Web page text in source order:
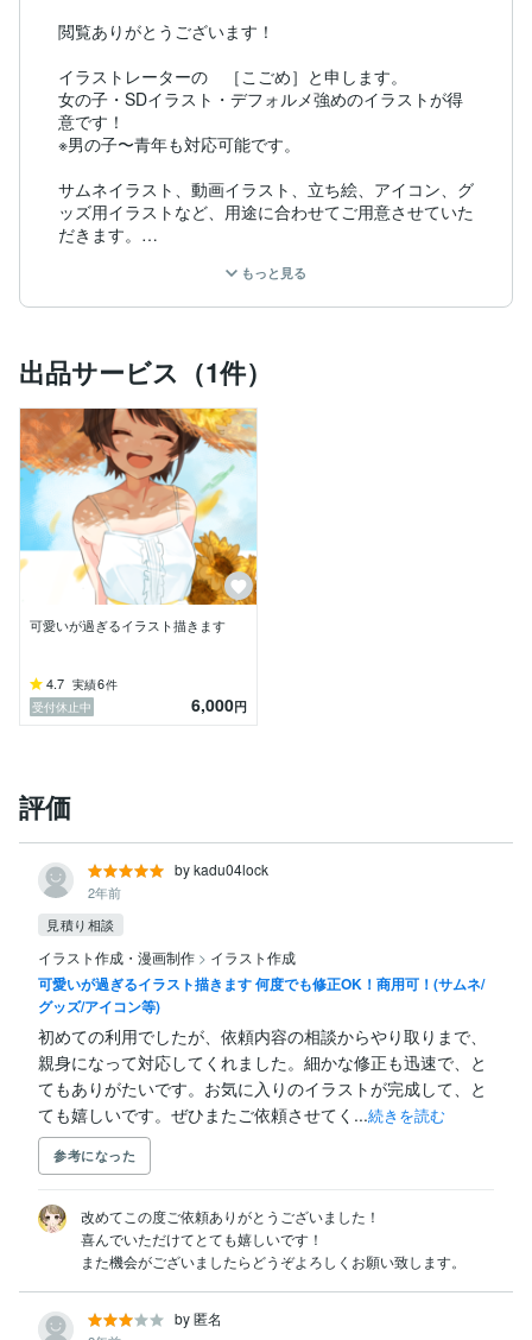
閲覧ありがとうございます！
イラストレーターの　［こごめ］と申します。
女の子・SDイラスト・デフォルメ強めのイラストが得
意です！
※男の子〜青年も対応可能です。
サムネイラスト、動画イラスト、立ち絵、アイコン、グ
ッズ用イラストなど、用途に合わせてご用意させていた
だきます。
・VTuber様 キャラクターデザイン　グッズイラスト
・企業様  キャラクターデザイン
・活動者様　アイコン作成
など 他多数
ご希望を丁寧にお伺いし、1枚1枚心を込めて制作いた
します。
イラスト依頼がはじめてで不安という方にも、用途など
に合わせて積極的にご提案させていただきます。
お互い気持ちの良いやり取りを目指しておりますので、
ご相談あればなんでもお伝えください☺️
ご質問、お見積りは24時間受け付けております。
全力を持ってご希望のイメージにそうイラストを制作さ
せていただきます。
皆さまのご活動のお手伝いができれば嬉しいです。
【⚠︎注意事項】
・二次創作は受け付けておりません。
・自作発言はご遠慮ください。
・著作権譲渡についてはご相談下さい。
・サンプルとして掲載させていただく場合がございま
す。
掲載不可の場合は事前にご連絡ください。
・公序良俗に反する利用、及び政治的・宗教的主張に関
する利用はご遠慮ください。
・イラストを使用した活動のトラブルなどで当方に大き
な悪影響がある場合や契約違反をした場合、イラストの
もっと見る
出品サービス（1件）
可愛いが過ぎるイラスト描きます
4.7 実績6件
受付休止中
6,000円
評価
by kadu04lock
2年前
見積り相談
イラスト作成・漫画制作 > イラスト作成
可愛いが過ぎるイラスト描きます 何度でも修正OK！商用可！(サムネ/
グッズ/アイコン等)
初めての利用でしたが、依頼内容の相談からやり取りまで、
親身になって対応してくれました。細かな修正も迅速で、と
てもありがたいです。お気に入りのイラストが完成して、と
ても嬉しいです。ぜひまたご依頼させてく...続きを読む
参考になった
改めてこの度ご依頼ありがとうございました！
喜んでいただけてとても嬉しいです！
また機会がございましたらどうぞよろしくお願い致します。
by 匿名